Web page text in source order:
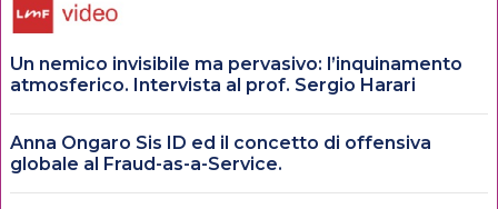
Un nemico invisibile ma pervasivo: l’inquinamento
atmosferico. Intervista al prof. Sergio Harari
Anna Ongaro Sis ID ed il concetto di offensiva
globale al Fraud-as-a-Service.